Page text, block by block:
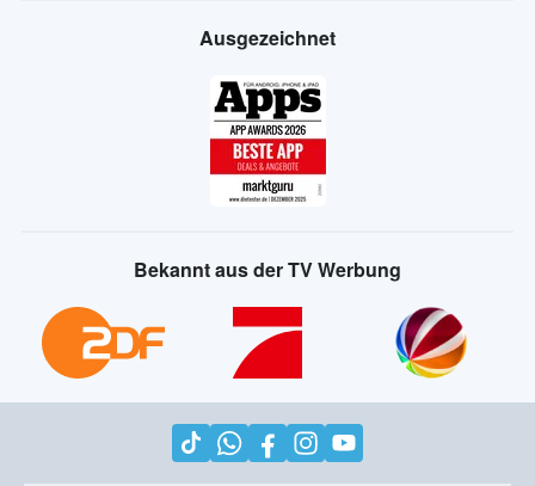
Ausgezeichnet
Bekannt aus der TV Werbung